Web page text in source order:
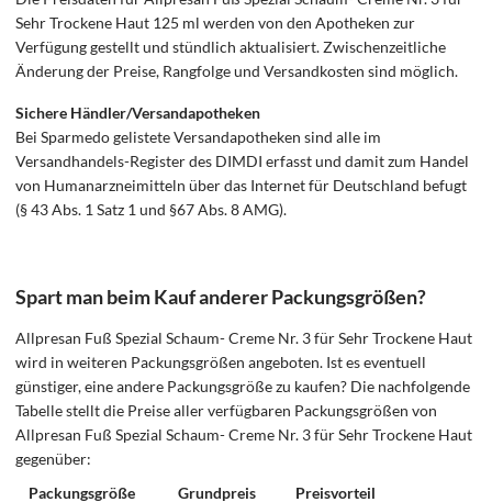
Sehr Trockene Haut 125 ml werden von den Apotheken zur
Verfügung gestellt und stündlich aktualisiert. Zwischenzeitliche
Änderung der Preise, Rangfolge und Versandkosten sind möglich.
Sichere Händler/Versandapotheken
Bei Sparmedo gelistete Versandapotheken sind alle im
Versandhandels-Register des DIMDI erfasst und damit zum Handel
von Humanarzneimitteln über das Internet für Deutschland befugt
(§ 43 Abs. 1 Satz 1 und §67 Abs. 8 AMG).
Spart man beim Kauf anderer Packungsgrößen?
Allpresan Fuß Spezial Schaum- Creme Nr. 3 für Sehr Trockene Haut
wird in weiteren Packungsgrößen angeboten. Ist es eventuell
günstiger, eine andere Packungsgröße zu kaufen? Die nachfolgende
Tabelle stellt die Preise aller verfügbaren Packungsgrößen von
Allpresan Fuß Spezial Schaum- Creme Nr. 3 für Sehr Trockene Haut
gegenüber:
Packungsgröße
Grundpreis Preisvorteil